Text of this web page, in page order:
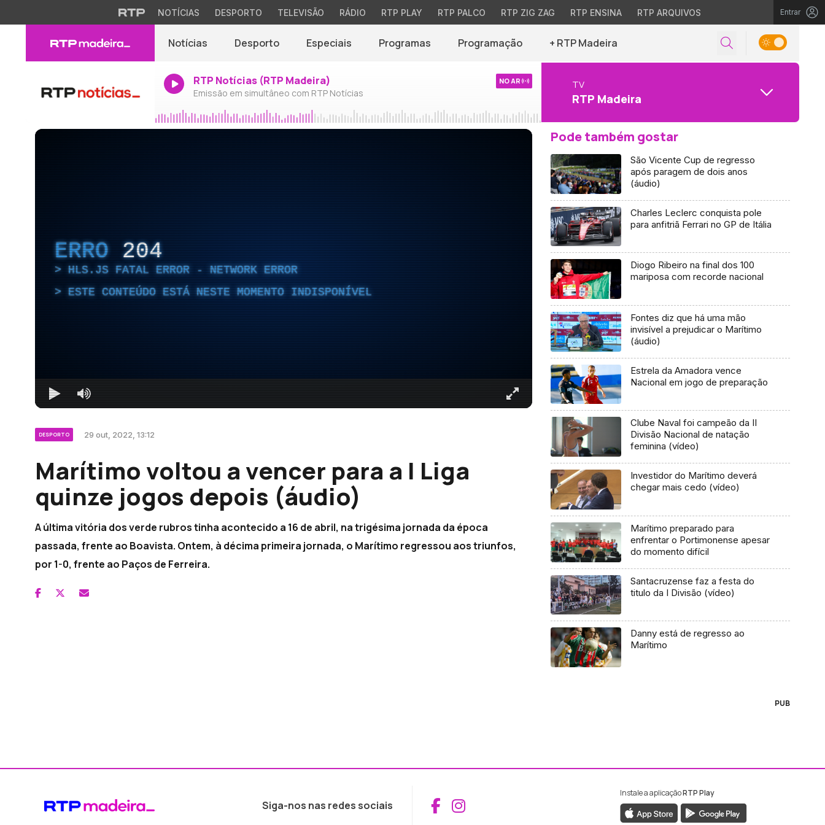
NOTÍCIAS DESPORTO TELEVISÃO RÁDIO RTP PLAY RTP PALCO RTP ZIG ZAG RTP ENSINA RTP ARQUIVOS Entrar
Notícias Desporto Especiais Programas Programação + RTP Madeira
RTP Notícias (RTP Madeira)
Emissão em simultâneo com RTP Notícias
NO AR TV
RTP Madeira
ERRO 204
HLS.JS FATAL ERROR - NETWORK ERROR
ESTE CONTEÚDO ESTÁ NESTE MOMENTO INDISPONÍVEL
DESPORTO 29 out, 2022, 13:12
Marítimo voltou a vencer para a I Liga
quinze jogos depois (áudio)
A última vitória dos verde rubros tinha acontecido a 16 de abril, na trigésima jornada da época
passada, frente ao Boavista. Ontem, à décima primeira jornada, o Marítimo regressou aos triunfos,
por 1-0, frente ao Paços de Ferreira.
Pode também gostar
São Vicente Cup de regresso
após paragem de dois anos
(áudio)
Charles Leclerc conquista pole
para anfitriã Ferrari no GP de Itália
Diogo Ribeiro na final dos 100
mariposa com recorde nacional
Fontes diz que há uma mão
invisível a prejudicar o Marítimo
(áudio)
Estrela da Amadora vence
Nacional em jogo de preparação
Clube Naval foi campeão da II
Divisão Nacional de natação
feminina (vídeo)
Investidor do Marítimo deverá
chegar mais cedo (vídeo)
Marítimo preparado para
enfrentar o Portimonense apesar
do momento difícil
Santacruzense faz a festa do
titulo da I Divisão (vídeo)
Danny está de regresso ao
Marítimo
PUB
Siga-nos nas redes sociais Aceder ao Facebook da RTP Madeira
Aceder ao Instagram da RTP Madeira
Instale a aplicaçãoRTP Play